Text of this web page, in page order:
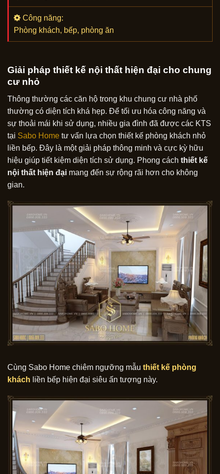
Công năng:
Phòng khách, bếp, phòng ăn
Giải pháp thiết kế nội thất hiện đại cho chung
cư nhỏ
Thông thường các căn hộ trong khu chung cư nhà phố
thường có diện tích khá hẹp. Để tối ưu hóa công năng và
sự thoải mái khi sử dụng, nhiều gia đình đã được các KTS
tại Sabo Home tư vấn lựa chọn thiết kế phòng khách nhỏ
liền bếp. Đây là một giải pháp thông minh và cực kỳ hữu
hiệu giúp tiết kiệm diện tích sử dụng. Phong cách thiết kế
nội thất hiện đại mang đến sự rộng rãi hơn cho không
gian.
Cùng Sabo Home chiêm ngưỡng mẫu thiết kế phòng
khách liền bếp hiện đại siêu ấn tượng này.